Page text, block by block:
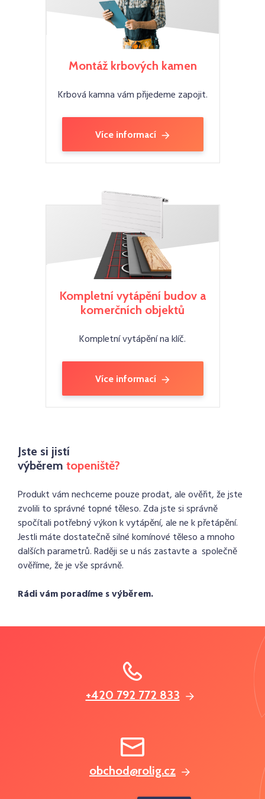
Montáž krbových kamen
Krbová kamna vám přijedeme zapojit.
Více informací
Kompletní vytápění budov a
komerčních objektů
Kompletní vytápění na klíč.
Více informací
Jste si jistí
výběrem topeniště?
Produkt vám nechceme pouze prodat, ale ověřit, že jste
zvolili to správné topné těleso. Zda jste si správně
spočítali potřebný výkon k vytápění, ale ne k přetápění.
Jestli máte dostatečně silné komínové těleso a mnoho
dalších parametrů. Raději se u nás zastavte a společně
ověříme, že je vše správně.
Rádi vám poradíme s výběrem.
+420 792 772 833
obchod@rolig.cz